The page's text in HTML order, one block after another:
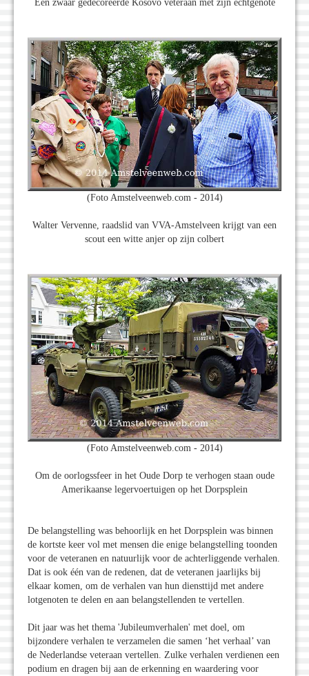
Een zwaar gedecoreerde Kosovo veteraan met zijn echtgenote
(Foto Amstelveenweb.com - 2014)
Walter Vervenne, raadslid van VVA-Amstelveen krijgt van een
scout een witte anjer op zijn colbert
(Foto Amstelveenweb.com - 2014)
Om de oorlogssfeer in het Oude Dorp te verhogen staan oude
Amerikaanse legervoertuigen op het Dorpsplein
De belangstelling was behoorlijk en het Dorpsplein was binnen
de kortste keer vol met mensen die enige belangstelling toonden
voor de veteranen en natuurlijk voor de achterliggende verhalen.
Dat is ook één van de redenen, dat de veteranen jaarlijks bij
elkaar komen, om de verhalen van hun diensttijd met andere
lotgenoten te delen en aan belangstellenden te vertellen.
Dit jaar was het thema 'Jubileumverhalen' met doel, om
bijzondere verhalen te verzamelen die samen ‘het verhaal’ van
de Nederlandse veteraan vertellen. Zulke verhalen verdienen een
podium en dragen bij aan de erkenning en waardering voor